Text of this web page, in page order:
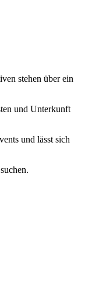
stehen über ein
und Unterkunft
und lässt sich